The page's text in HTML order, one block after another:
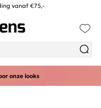
vanaf €75,-
onze looks